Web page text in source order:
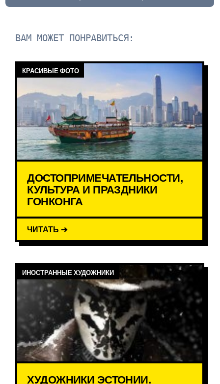
ВАМ МОЖЕТ ПОНРАВИТЬСЯ:
КРАСИВЫЕ ФОТО
ДОСТОПРИМЕЧАТЕЛЬНОСТИ,
КУЛЬТУРА И ПРАЗДНИКИ
ГОНКОНГА
ЧИТАТЬ ➔
ИНОСТРАННЫЕ ХУДОЖНИКИ
ХУДОЖНИКИ ЭСТОНИИ.